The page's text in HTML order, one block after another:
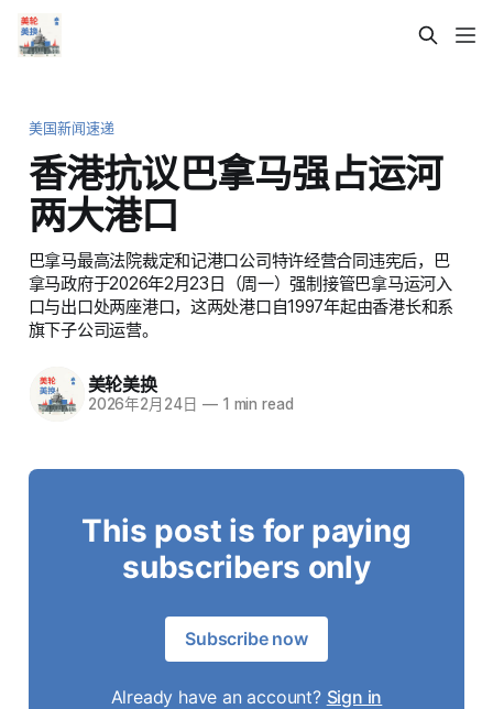
美国新闻速递
香港抗议巴拿马强占运河
两大港口
巴拿马最高法院裁定和记港口公司特许经营合同违宪后，巴
拿马政府于2026年2月23日（周一）强制接管巴拿马运河入
口与出口处两座港口，这两处港口自1997年起由香港长和系
旗下子公司运营。
美轮美换
2026年2月24日 —1 min read
This post is for paying
subscribers only
Subscribe now
Already have an account? Sign in